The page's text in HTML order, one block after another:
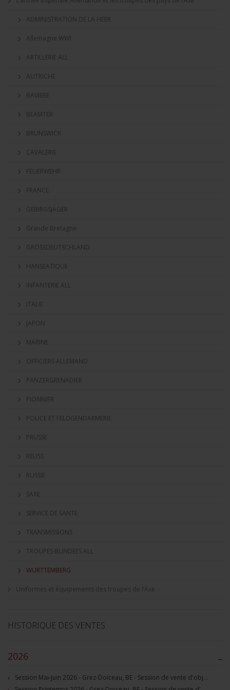
ADMINISTRATION DE LA HEER
Allemagne WWI
ARTILLERIE ALL
AUTRICHE
BAVIERE
BEAMTER
BRUNSWICK
CAVALERIE
FEUERWEHR
FRANCE
GEBIRGSJÄGER
Grande Bretagne
GROSSDEUTSCHLAND
HANSEATIQUE
INFANTERIE ALL
ITALIE
JAPON
MARINE
OFFICIERS ALLEMAND
PANZERGRENADIER
PIONNIER
POLICE ET FELDGENDARMERIE
PRUSSE
REUSS
RUSSIE
SAXE
SERVICE DE SANTE
TRANSMISSIONS
TROUPES BLINDEES ALL
WURTTEMBERG
Uniformes et équipements des troupes de l’Axe
HISTORIQUE DES VENTES
–
2026
Session Mai-Juin 2026 - Grez-Doiceau, BE - Session de vente d'objets militaire et souvenirs historiques